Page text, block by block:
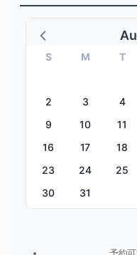
S M T
2
3 4
9
10 11
16
17 18
23
24 25
30
31